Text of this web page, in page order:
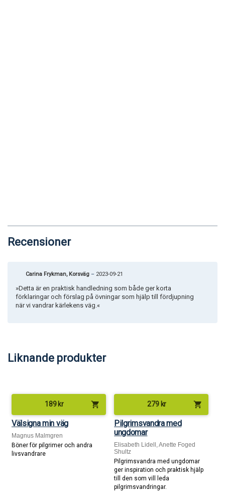
Recensioner
Carina Frykman, Korsväg – 2023-09-21
»Detta är en praktisk handledning som både ger korta
förklaringar och förslag på övningar som hjälp till fördjupning
när vi vandrar kärlekens väg.«
Liknande produkter
189 kr shopping_cart
Välsigna min väg
Magnus Malmgren
Böner för pilgrimer och andra
livsvandrare
279 kr shopping_cart
Pilgrimsvandra med
ungdomar
Elisabeth Lidell, Anette Foged
Shultz
Pilgrimsvandra med ungdomar
ger inspiration och praktisk hjälp
till den som vill leda
pilgrimsvandringar.